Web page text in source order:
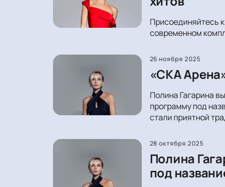
Присоединяйтесь
современном
26 ноября 2025
«СКА
Полина Гагарина
программу под
стали приятной
28 октября 2025
Полина
под